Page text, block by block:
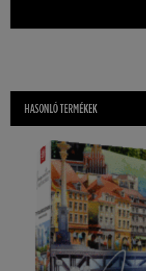
HASONLÓ TERMÉKEK